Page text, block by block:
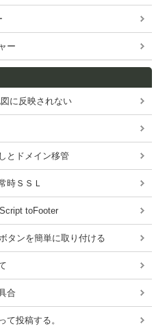
ー
に反映されない
とドメイン移管
時ＳＳＬ
toFooter
タンを簡単に取り付ける
合
て投稿する。